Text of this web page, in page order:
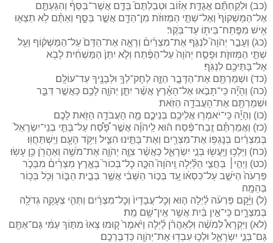
(כב) וּלְקַחְתֶּ֞ם אֲגֻדַּ֣ת אֵז֗וֹב וּטְבַלְתֶּם֮ בַּדָּ֣ם אֲשֶׁר־בַּסַּף֒ וְהִגַּעְתֶּ֤ם
אֶל־הַמַּשְׁקוֹף֙ וְאֶל־שְׁתֵּ֣י הַמְּזוּזֹ֔ת מִן־הַדָּ֖ם אֲשֶׁ֣ר בַּסָּ֑ף וְאַתֶּ֗ם לֹ֥א תֵצְא֛וּ
אִ֥ישׁ מִפֶּֽתַח־בֵּית֖וֹ עַד־בֹּֽקֶר׃
(כג) וְעָבַ֣ר יְהֹוָה֮ לִנְגֹּ֣ף אֶת־מִצְרַ֒יִם֒ וְרָאָ֤ה אֶת־הַדָּם֙ עַל־הַמַּשְׁק֔וֹף וְעַ֖ל
שְׁתֵּ֣י הַמְּזוּזֹ֑ת וּפָסַ֤ח יְהֹוָה֙ עַל־הַפֶּ֔תַח וְלֹ֤א יִתֵּן֙ הַמַּשְׁחִ֔ית לָבֹ֥א
אֶל־בָּתֵּיכֶ֖ם לִנְגֹּֽף׃
(כד) וּשְׁמַרְתֶּ֖ם אֶת־הַדָּבָ֣ר הַזֶּ֑ה לְחׇק־לְךָ֥ וּלְבָנֶ֖יךָ עַד־עוֹלָֽם׃
(כה) וְהָיָ֞ה כִּֽי־תָבֹ֣אוּ אֶל־הָאָ֗רֶץ אֲשֶׁ֨ר יִתֵּ֧ן יְהֹוָ֛ה לָכֶ֖ם כַּאֲשֶׁ֣ר דִּבֵּ֑ר
וּשְׁמַרְתֶּ֖ם אֶת־הָעֲבֹדָ֥ה הַזֹּֽאת׃
(כו) וְהָיָ֕ה כִּֽי־יֹאמְר֥וּ אֲלֵיכֶ֖ם בְּנֵיכֶ֑ם מָ֛ה הָעֲבֹדָ֥ה הַזֹּ֖את לָכֶֽם׃
(כז) וַאֲמַרְתֶּ֡ם זֶֽבַח־פֶּ֨סַח ה֜וּא לַֽיהֹוָ֗ה אֲשֶׁ֣ר פָּ֠סַ֠ח עַל־בָּתֵּ֤י בְנֵֽי־יִשְׂרָאֵל֙
בְּמִצְרַ֔יִם בְּנׇגְפּ֥וֹ אֶת־מִצְרַ֖יִם וְאֶת־בָּתֵּ֣ינוּ הִצִּ֑יל וַיִּקֹּ֥ד הָעָ֖ם וַיִּֽשְׁתַּחֲוֽוּ׃
(כח) וַיֵּלְכ֥וּ וַיַּֽעֲשׂ֖וּ בְּנֵ֣י יִשְׂרָאֵ֑ל כַּאֲשֶׁ֨ר צִוָּ֧ה יְהֹוָ֛ה אֶת־מֹשֶׁ֥ה וְאַהֲרֹ֖ן כֵּ֥ן עָשֽׂוּ׃
(כט) וַיְהִ֣י׀ בַּחֲצִ֣י הַלַּ֗יְלָה וַֽיהֹוָה֮ הִכָּ֣ה כׇל־בְּכוֹר֮ בְּאֶ֣רֶץ מִצְרַ֒יִם֒ מִבְּכֹ֤ר
פַּרְעֹה֙ הַיֹּשֵׁ֣ב עַל־כִּסְא֔וֹ עַ֚ד בְּכ֣וֹר הַשְּׁבִ֔י אֲשֶׁ֖ר בְּבֵ֣ית הַבּ֑וֹר וְכֹ֖ל בְּכ֥וֹר
בְּהֵמָֽה׃
(ל) וַיָּ֨קׇם פַּרְעֹ֜ה לַ֗יְלָה ה֤וּא וְכׇל־עֲבָדָיו֙ וְכׇל־מִצְרַ֔יִם וַתְּהִ֛י צְעָקָ֥ה גְדֹלָ֖ה
בְּמִצְרָ֑יִם כִּֽי־אֵ֣ין בַּ֔יִת אֲשֶׁ֥ר אֵֽין־שָׁ֖ם מֵֽת׃
(לא) וַיִּקְרָא֩ לְמֹשֶׁ֨ה וּֽלְאַהֲרֹ֜ן לַ֗יְלָה וַיֹּ֙אמֶר֙ ק֤וּמוּ צְּאוּ֙ מִתּ֣וֹךְ עַמִּ֔י גַּם־אַתֶּ֖ם
גַּם־בְּנֵ֣י יִשְׂרָאֵ֑ל וּלְכ֛וּ עִבְד֥וּ אֶת־יְהֹוָ֖ה כְּדַבֶּרְכֶֽם׃